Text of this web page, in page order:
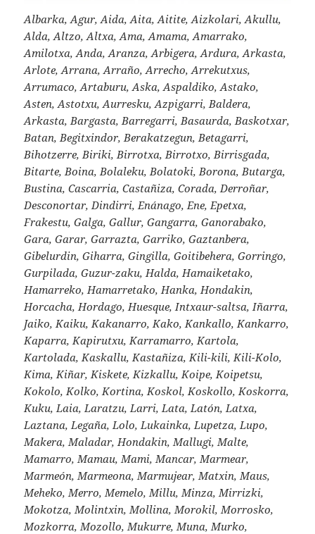
Albarka, Agur, Aida, Aita, Aitite, Aizkolari, Akullu,
Alda, Altzo, Altxa, Ama, Amama, Amarrako,
Amilotxa, Anda, Aranza, Arbigera, Ardura, Arkasta,
Arlote, Arrana, Arraño, Arrecho, Arrekutxus,
Arrumaco, Artaburu, Aska, Aspaldiko, Astako,
Asten, Astotxu, Aurresku, Azpigarri, Baldera,
Arkasta, Bargasta, Barregarri, Basaurda, Baskotxar,
Batan, Begitxindor, Berakatzegun, Betagarri,
Bihotzerre, Biriki, Birrotxa, Birrotxo, Birrisgada,
Bitarte, Boina, Bolaleku, Bolatoki, Borona, Butarga,
Bustina, Cascarria, Castañiza, Corada, Derroñar,
Desconortar, Dindirri, Enánago, Ene, Epetxa,
Frakestu, Galga, Gallur, Gangarra, Ganorabako,
Gara, Garar, Garrazta, Garriko, Gaztanbera,
Gibelurdin, Giharra, Gingilla, Goitibehera, Gorringo,
Gurpilada, Guzur-zaku, Halda, Hamaiketako,
Hamarreko, Hamarretako, Hanka, Hondakin,
Horcacha, Hordago, Huesque, Intxaur-saltsa, Iñarra,
Jaiko, Kaiku, Kakanarro, Kako, Kankallo, Kankarro,
Kaparra, Kapirutxu, Karramarro, Kartola,
Kartolada, Kaskallu, Kastañiza, Kili-kili, Kili-Kolo,
Kima, Kiñar, Kiskete, Kizkallu, Koipe, Koipetsu,
Kokolo, Kolko, Kortina, Koskol, Koskollo, Koskorra,
Kuku, Laia, Laratzu, Larri, Lata, Latón, Latxa,
Laztana, Legaña, Lolo, Lukainka, Lupetza, Lupo,
Makera, Maladar, Hondakin, Mallugi, Malte,
Mamarro, Mamau, Mami, Mancar, Marmear,
Marmeón, Marmeona, Marmujear, Matxin, Maus,
Meheko, Merro, Memelo, Millu, Minza, Mirrizki,
Mokotza, Molintxin, Mollina, Morokil, Morrosko,
Mozkorra, Mozollo, Mukurre, Muna, Murko,